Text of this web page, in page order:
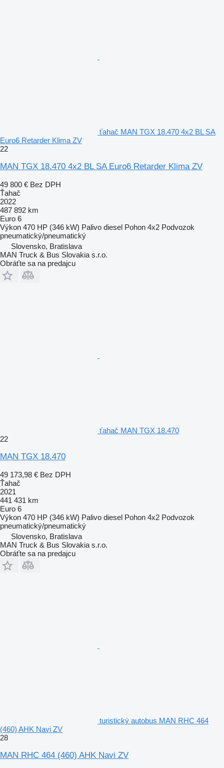
ťahač MAN TGX 18.470 4x2 BL SA
Euro6 Retarder Klima ZV
22
MAN TGX 18.470 4x2 BL SA Euro6 Retarder Klima ZV
49 800 € Bez DPH
Ťahač
2022
487 892 km
Euro 6
Výkon 470 HP (346 kW) Palivo diesel Pohon 4x2 Podvozok
pneumatický/pneumatický
Slovensko, Bratislava
MAN Truck & Bus Slovakia s.r.o.
Obráťte sa na predajcu
ťahač MAN TGX 18.470
22
MAN TGX 18.470
49 173,98 € Bez DPH
Ťahač
2021
441 431 km
Euro 6
Výkon 470 HP (346 kW) Palivo diesel Pohon 4x2 Podvozok
pneumatický/pneumatický
Slovensko, Bratislava
MAN Truck & Bus Slovakia s.r.o.
Obráťte sa na predajcu
turistický autobus MAN RHC 464
(460) AHK Navi ZV
28
MAN RHC 464 (460) AHK Navi ZV